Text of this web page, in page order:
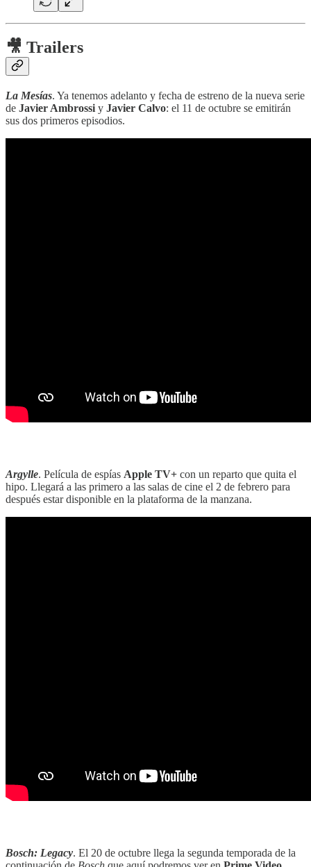
🎥 Trailers
La Mesías. Ya tenemos adelanto y fecha de estreno de la nueva serie
de Javier Ambrossi y Javier Calvo: el 11 de octubre se emitirán
sus dos primeros episodios.
Argylle. Película de espías Apple TV+ con un reparto que quita el
hipo. Llegará a las primero a las salas de cine el 2 de febrero para
después estar disponible en la plataforma de la manzana.
Bosch: Legacy. El 20 de octubre llega la segunda temporada de la